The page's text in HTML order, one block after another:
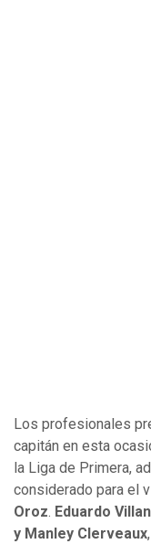
Los profesionales
capitán en esta
la Liga de Primera,
considerado para el
Oroz. Eduardo
y Manley Clerveaux